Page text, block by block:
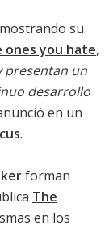
su
you hate,
presentan un
desarrollo
en un
.
forman
The
en los